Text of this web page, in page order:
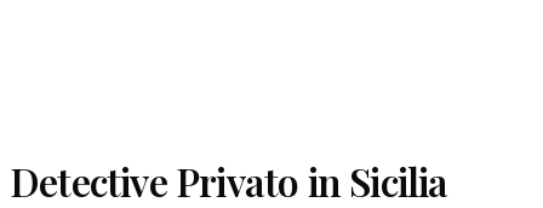
Detective Privato in Sicilia